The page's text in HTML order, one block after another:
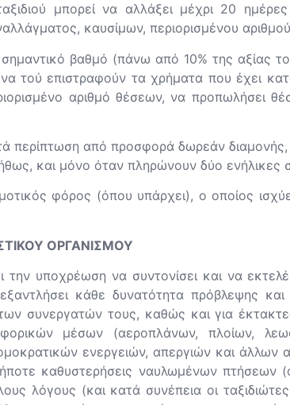
μπορεί να αλλάξει μέχρι 20
καυσίμων, περιορισμένου
βαθμό (πάνω από 10% της αξίας
τού επιστραφούν τα χρήματα που έχει
αριθμό θέσεων, να προπωλήσει
περίπτωση από προσφορά δωρεάν
και μόνο όταν πληρώνουν δύο ενήλικες
φόρος (όπου υπάρχει), ο οποίος
ΟΡΓΑΝΙΣΜΟΥ
την υποχρέωση να συντονίσει και να
κάθε δυνατότητα πρόβλεψης
συνεργατών τους, καθώς και για
μέσων (αεροπλάνων, πλοίων,
ενεργειών, απεργιών και άλλων
καθυστερήσεις ναυλωμένων
λόγους (και κατά συνέπεια οι